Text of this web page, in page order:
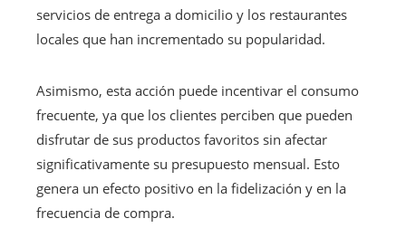
servicios de entrega a domicilio y los restaurantes
locales que han incrementado su popularidad.
Asimismo, esta acción puede incentivar el consumo
frecuente, ya que los clientes perciben que pueden
disfrutar de sus productos favoritos sin afectar
significativamente su presupuesto mensual. Esto
genera un efecto positivo en la fidelización y en la
frecuencia de compra.